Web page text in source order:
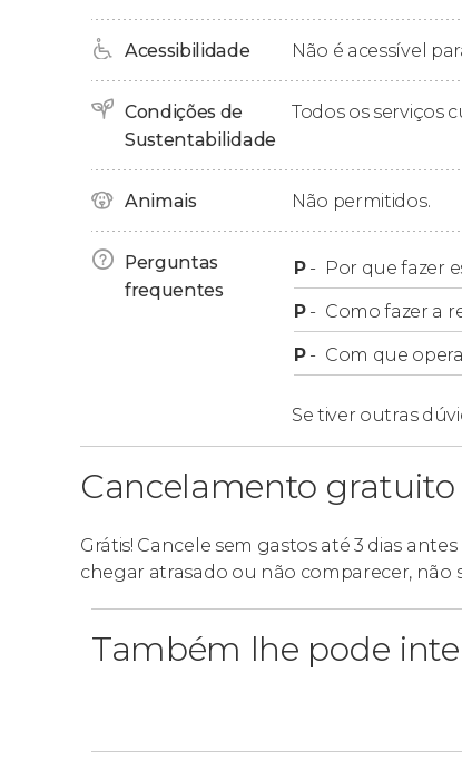
Enquanto admiramos e aprendemos
de um merecidochocolate quente
Retirada
Em seguida, você pode ver a lista de
Lista de hotéis com retirada e horários.
Acessibilidade Não é acessível
Condições de
Sustentabilidade
Todos os serviços
Animais Não permitidos.
Perguntas
frequentes
P- Por que fazer
P- Como fazer a
P- Com que
Se tiver outras
Cancelamento gratuito
Grátis! Cancele sem gastos até 3 dias
chegar atrasado ou não comparecer, não
Também lhe pode